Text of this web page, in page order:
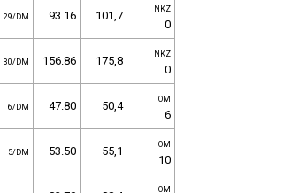
29/DM 93.16 101,7 NKZ
0
30/DM 156.86 175,8 NKZ
0
6/DM 47.80 50,4 OM
6
5/DM 53.50 55,1 OM
10
OM